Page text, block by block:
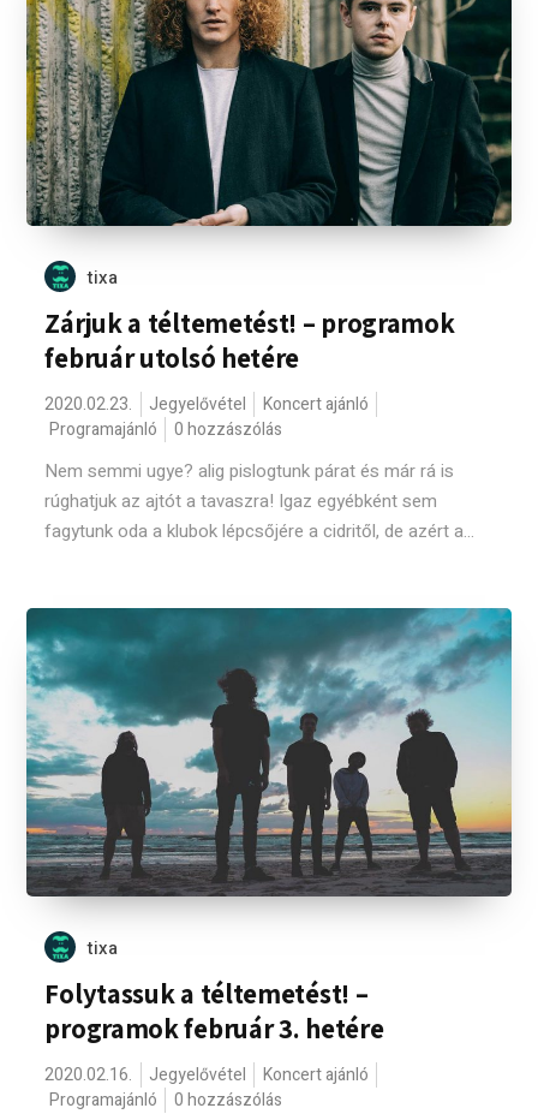
tixa
Zárjuk a téltemetést! – programok
február utolsó hetére
2020.02.23. Jegyelővétel
Koncert ajánló
Programajánló
0 hozzászólás
Nem semmi ugye? alig pislogtunk párat és már rá is
rúghatjuk az ajtót a tavaszra! Igaz egyébként sem
fagytunk oda a klubok lépcsőjére a cidritől, de azért a...
tixa
Folytassuk a téltemetést! –
programok február 3. hetére
2020.02.16. Jegyelővétel
Koncert ajánló
Programajánló
0 hozzászólás